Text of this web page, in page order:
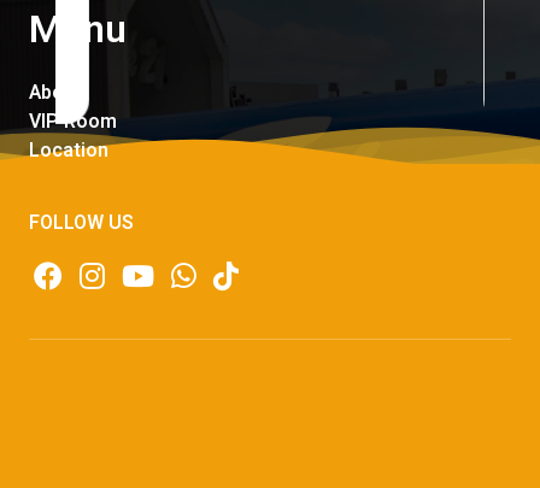
Menu
About
VIP Room
Location
FOLLOW US